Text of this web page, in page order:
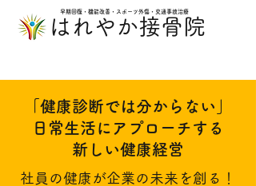
早期回復・機能改善・スポーツ外傷・交通事故治療
​はれやか接骨院
「健康診断では分からない」
日常生活にアプローチする
​新しい健康経営
社員の健康が企業の未来を創る！